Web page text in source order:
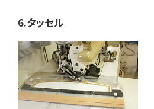
6.タッセル